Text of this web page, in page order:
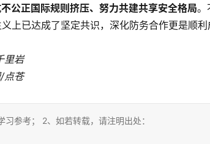
公正国际规则挤压、努力共建共享安全格局。
上已达成了坚定共识，深化防务合作更是顺利
里岩
点苍
参考； 2、如若转载，请注明出处：